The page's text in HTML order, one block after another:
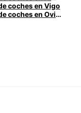
coches en Vigo
Alquiler de coches en Oviedo